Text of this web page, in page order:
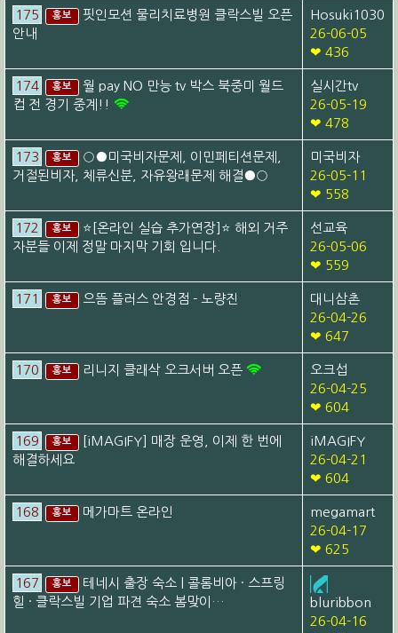
175 홍보
핏인모션 물리치료병원 클락스빌 오픈
안내
Hosuki1030
26-06-05
❤ 436
174 홍보
월 pay NO 만능 tv 박스 북중미 월드
컵 전 경기 중계!!
실시간tv
26-05-19
❤ 478
173 홍보
○●미국비자문제, 이민페티션문제,
거절된비자, 체류신분, 자유왕래문제 해결●○
미국비자
26-05-11
❤ 558
172 홍보
⭐[온라인 실습 추가연장]⭐ 해외 거주
자분들 이제 정말 마지막 기회 입니다.
선교육
26-05-06
❤ 559
171 홍보 으뜸 플러스 안경점 - 노량진
대니삼촌
26-04-26
❤ 647
170 홍보 리니지 클래삭 오크서버 오픈
오크섭
26-04-25
❤ 604
169 홍보
[iMAGIFY] 매장 운영, 이제 한 번에
해결하세요
iMAGIFY
26-04-21
❤ 604
168 홍보 메가마트 온라인
megamart
26-04-17
❤ 625
167 홍보
테네시 출장 숙소 | 콜롬비아 · 스프링
힐 · 클락스빌 기업 파견 숙소 봄맞이…
bluribbon
26-04-16